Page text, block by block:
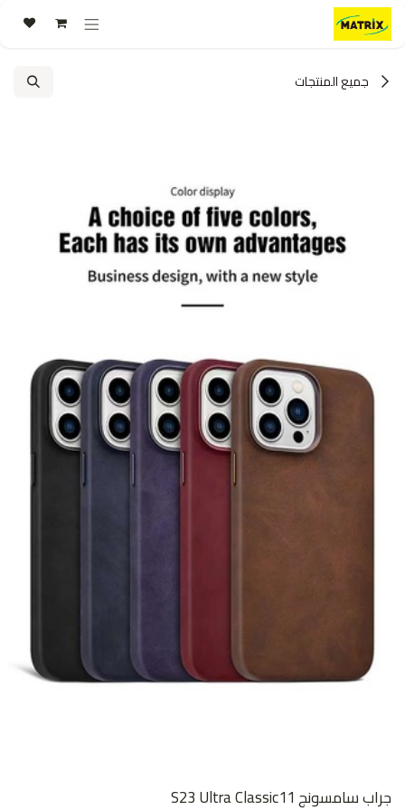
تخطي للذهاب إلى المحتوى
جميع المنتجات
جراب سامسونج S23 Ultra Classic11